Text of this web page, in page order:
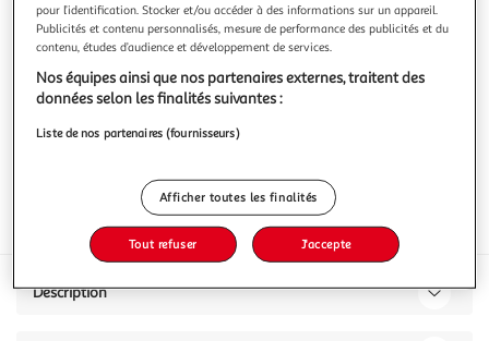
75cl
Vous voulez connaître le prix de ce produit ?
Afficher le prix
Interdit femme enceinte
Description
pour l’identification. Stocker et/ou accéder à des informations sur un appareil.
Publicités et contenu personnalisés, mesure de performance des publicités et du
contenu, études d’audience et développement de services.
Nos équipes ainsi que nos partenaires externes, traitent des
données selon les finalités suivantes :
Liste de nos partenaires (fournisseurs)
Afficher toutes les finalités
Tout refuser J'accepte